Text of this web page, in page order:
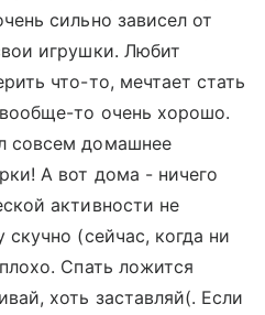
сильно зависел от
игрушки. Любит
что-то, мечтает стать
то очень хорошо.
совсем домашнее
А вот дома - ничего
активности не
скучно (сейчас, когда ни
Спать ложится
хоть заставляй(. Если